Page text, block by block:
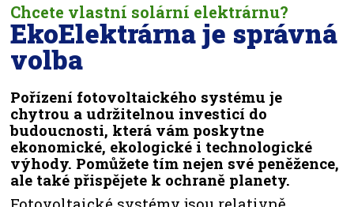
Chcete vlastní solární elektrárnu?
EkoElektrárna je správná
volba
Pořízení fotovoltaického systému je
chytrou a udržitelnou investicí do
budoucnosti, která vám poskytne
ekonomické, ekologické i technologické
výhody. Pomůžete tím nejen své peněžence,
ale také přispějete k ochraně planety.